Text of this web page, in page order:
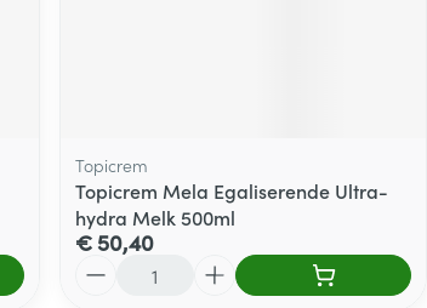
Topicrem
Topicrem Mela Egaliserende Ultra-
hydra Melk 500ml
€ 50,40